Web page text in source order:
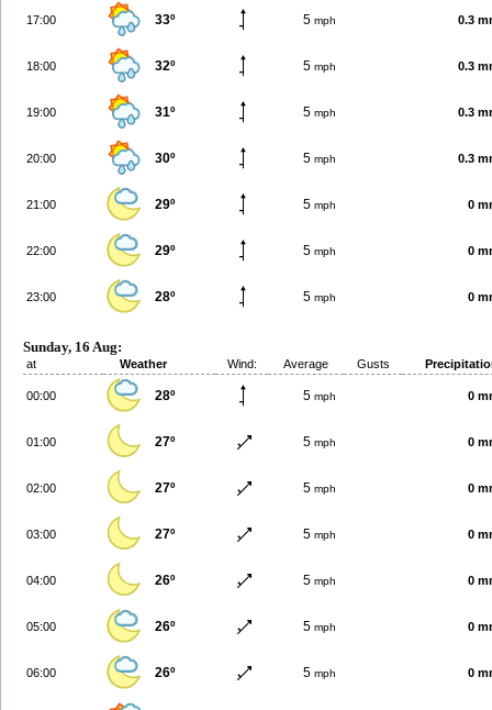
17:00 33º 5 mph 0.3
18:00 32º 5 mph 0.3
19:00 31º 5 mph 0.3
20:00 30º 5 mph 0.3
21:00 29º 5 mph 0
22:00 29º 5 mph 0
23:00 28º 5 mph 0
Sunday, 16 Aug:
at Weather Wind: Average Gusts
00:00 28º 5 mph 0
01:00 27º 5 mph 0
02:00 27º 5 mph 0
03:00 27º 5 mph 0
04:00 26º 5 mph 0
05:00 26º 5 mph 0
06:00 26º 5 mph 0